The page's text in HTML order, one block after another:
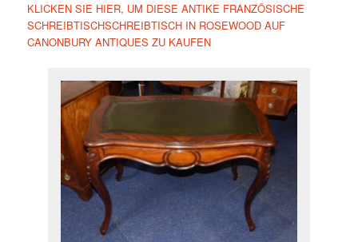
KLICKEN SIE HIER, UM DIESE ANTIKE FRANZÖSISCHE
SCHREIBTISCHSCHREIBTISCH IN ROSEWOOD AUF
CANONBURY ANTIQUES ZU KAUFEN